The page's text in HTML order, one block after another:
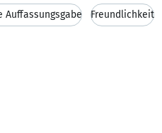
Auffassungsgabe Freundlichkeit